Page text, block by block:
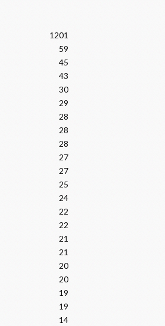
1201
59
45
43
30
29
28
28
28
27
27
25
24
22
22
21
21
20
20
19
19
14